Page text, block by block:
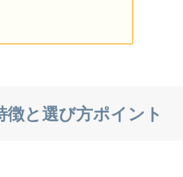
と選び方ポイント